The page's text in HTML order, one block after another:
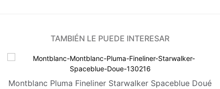
TAMBIÉN LE PUEDE INTERESAR
Montblanc Pluma Fineliner Starwalker Spaceblue Doué